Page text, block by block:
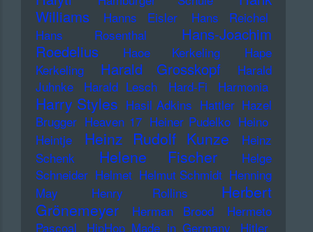
Williams
Hanns Eisler
Hans Reichel
Hans Rosenthal
Hans-Joachim
Roedelius
Haoe Kerkeling
Hape
Kerkeling
Harald Grosskopf
Harald
Juhnke
Harald Lesch Hard-Fi Harmonia
Harry Styles Hasil Adkins Hattler Hazel
Brugger Heaven 17 Heiner Pudelko Heino
Heintje
Heinz Rudolf Kunze
Heinz
Schenk
Helene Fischer
Helge
Schneider Helmet Helmut Schmidt Henning
May
Henry Rollins
Herbert
Grönemeyer
Herman Brood
Hermeto
Pascoal
HipHop Made in Germany
Hitler